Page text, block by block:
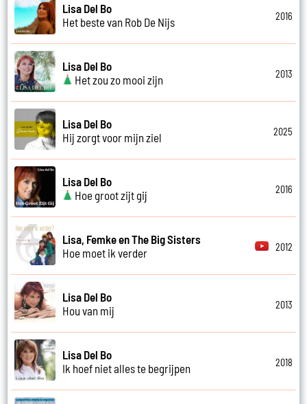
Lisa Del Bo
Het beste van Rob De Nijs
2016
Lisa Del Bo
Het zou zo mooi zijn
2013
Lisa Del Bo
Hij zorgt voor mijn ziel
2025
Lisa Del Bo
Hoe groot zijt gij
2016
Lisa, Femke en The Big Sisters
Hoe moet ik verder
2012
Lisa Del Bo
Hou van mij
2013
Lisa Del Bo
Ik hoef niet alles te begrijpen
2018